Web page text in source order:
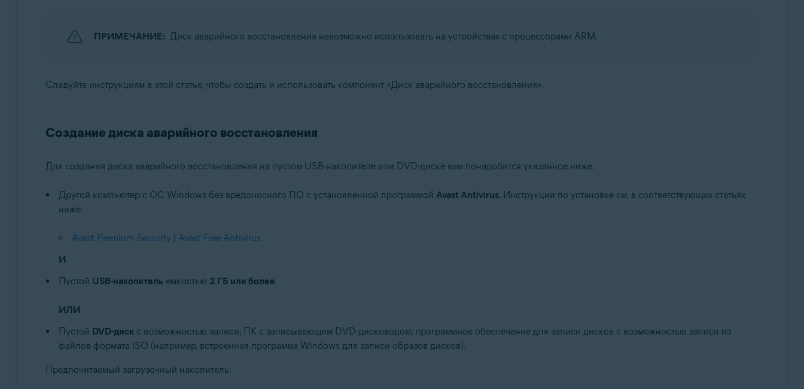
WindowsПРИМЕЧАНИЕ: Диск аварийного восстановления невозможно использовать на устройствах с процессорами ARM.
Следуйте инструкциям в этой статье, чтобы создать и использовать компонент «Диск аварийного восстановления».
Создание диска аварийного восстановления
Для создания диска аварийного восстановления на пустом USB-накопителе или DVD-диске вам понадобится указанное ниже.
Другой компьютер с ОС Windows без вредоносного ПО с установленной программой Avast Antivirus. Инструкции по установке см. в соответствующих статьях
ниже.
Avast Premium Security
Avast Free Antivirus
И
Пустой USB-накопитель емкостью 2 ГБ или более.
ИЛИ
Пустой DVD-дискс возможностью записи; ПК с записывающим DVD-дисководом; программное обеспечение для записи дисков с возможностью записи из
файлов формата ISO (например, встроенная программа Windows для записи образов дисков).
Предпочитаемый загрузочный накопитель: